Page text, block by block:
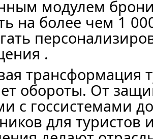
модулем
на более чем 1
.
трансформация
обороты. От
с госсистемами
для туристов